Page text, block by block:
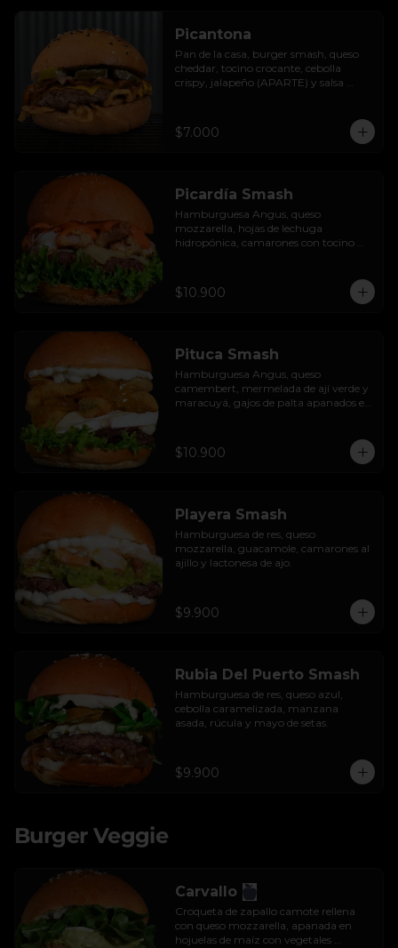
Picantona
Pan de la casa, burger smash, queso
cheddar, tocino crocante, cebolla
crispy, jalapeño (APARTE) y salsa
$7.000
Picardía Smash
Hamburguesa Angus, queso
mozzarella, hojas de lechuga
hidropónica, camarones con tocino
$10.900
Pituca Smash
Hamburguesa Angus, queso
camembert, mermelada de ají verde y
maracuyá, gajos de palta apanados en
$10.900
Playera Smash
Hamburguesa de res, queso
mozzarella, guacamole, camarones al
ajillo y lactonesa de ajo.
$9.900
Rubia Del Puerto Smash
Hamburguesa de res, queso azul,
cebolla caramelizada, manzana
asada, rúcula y mayo de setas.
$9.900
Burger Veggie
Carvallo
Croqueta de zapallo camote rellena
con queso mozzarella, apanada en
hojuelas de maíz con vegetales